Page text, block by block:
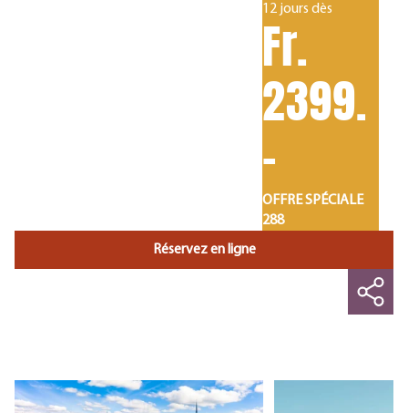
12 jours dès
Fr.
2399.
-
OFFRE SPÉCIALE
288
Réservez en ligne